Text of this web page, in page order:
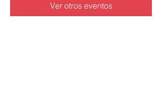
Ver otros eventos